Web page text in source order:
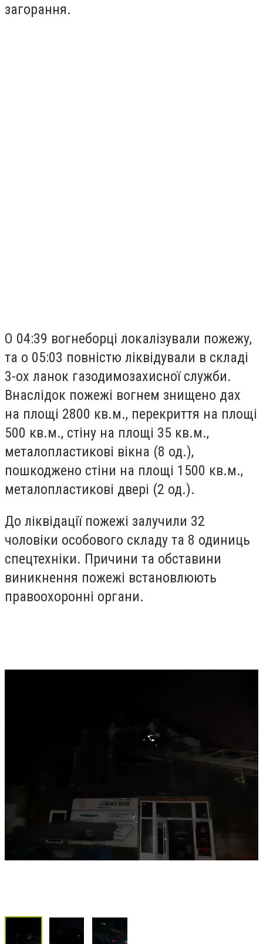
загорання.
О 04:39 вогнеборці локалізували пожежу,
та о 05:03 повністю ліквідували в складі
3-ох ланок газодимозахисної служби.
Внаслідок пожежі вогнем знищено дах
на площі 2800 кв.м., перекриття на площі
500 кв.м., стіну на площі 35 кв.м.,
металопластикові вікна (8 од.),
пошкоджено стіни на площі 1500 кв.м.,
металопластикові двері (2 од.).
До ліквідації пожежі залучили 32
чоловіки особового складу та 8 одиниць
спецтехніки. Причини та обставини
виникнення пожежі встановлюють
правоохоронні органи.